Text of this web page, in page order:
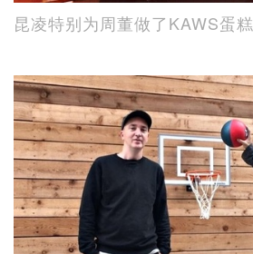
昆凌特别为周董做了KAWS蛋糕